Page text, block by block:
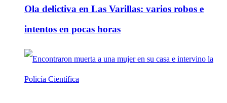
Ola delictiva en Las Varillas: varios robos e
intentos en pocas horas